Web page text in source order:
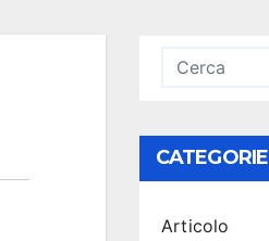
CATEGORIE
Articolo